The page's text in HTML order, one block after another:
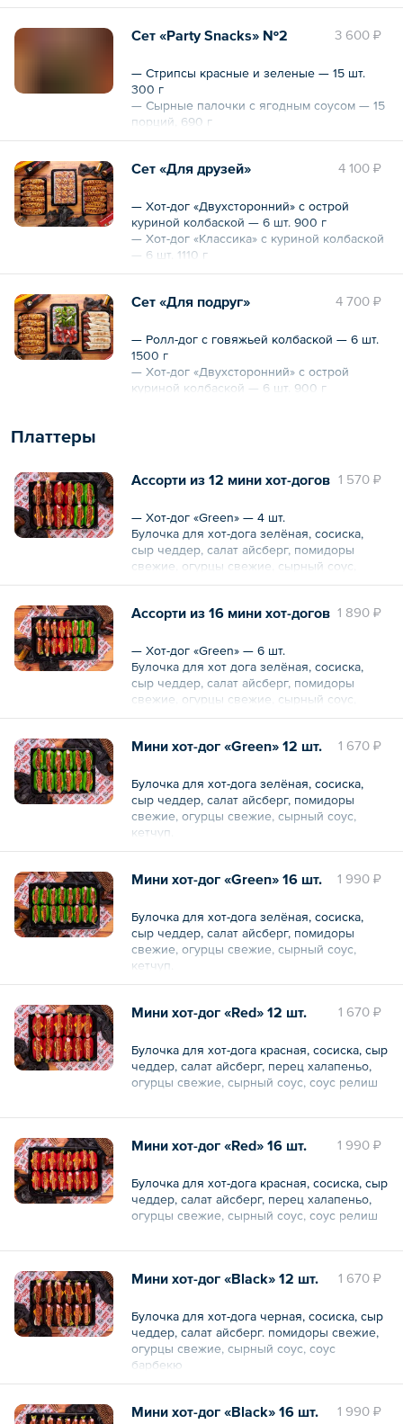
— Салат «Коул Слоу» — 15 порций, 600 г
3 600 ₽
Сет «Party Snacks» №2
— Стрипсы красные и зеленые — 15 шт.
300 г
— Сырные палочки с ягодным соусом — 15
порций, 690 г
Общий вес – 1260 г 4 100 ₽
Сет «Для друзей»
— Хот-дог «Двухсторонний» с острой
куриной колбаской — 6 шт. 900 г
— Хот-дог «Классика» с куриной колбаской
— 6 шт. 1110 г
— Салат Коул Слоу — 15 порций 600 г
*По желанию хот-доги могут быть
(оплачивается дополнительно)
Общий вес – 2610 г
4 700 ₽
Сет «Для подруг»
— Ролл-дог с говяжьей колбаской — 6 шт.
1500 г
— Хот-дог «Двухсторонний» с острой
куриной колбаской — 6 шт. 900 г
(оплачивается дополнительно)
Общий вес – 2.7 кг
Платтеры
1 570 ₽
Ассорти из 12 мини хот-догов
— Хот-дог «Green» — 4 шт.
Булочка для хот-дога зелёная, сосиска,
сыр чеддер, салат айсберг, помидоры
свежие, огурцы свежие, сырный соус,
кетчуп.
Булочка для хот-дога красная, сосиска, сыр
огурцы свежие, сырный соус, соус релиш
— Хот-дог «Black» — 4 шт.
Булочка для хот-дога черная, сосиска, сыр
чеддер, салат айсберг. помидоры свежие,
1 890 ₽
Ассорти из 16 мини хот-догов
— Хот-дог «Green» — 6 шт.
Булочка для хот дога зелёная, сосиска,
сыр чеддер, салат айсберг, помидоры
свежие, огурцы свежие, сырный соус,
кетчуп.
Булочка для хот-дога красная, сосиска, сыр
огурцы свежие, сырный соус, соус релиш
— Хот-дог «Black» — 5 шт.
Булочка для хот-дога черная, сосиска, сыр
чеддер, салат айсберг. помидоры свежие,
1 670 ₽
Мини хот-дог «Green» 12 шт.
Булочка для хот-дога зелёная, сосиска,
сыр чеддер, салат айсберг, помидоры
свежие, огурцы свежие, сырный соус,
кетчуп.
1 990 ₽
Мини хот-дог «Green» 16 шт.
Булочка для хот-дога зелёная, сосиска,
сыр чеддер, салат айсберг, помидоры
свежие, огурцы свежие, сырный соус,
кетчуп.
1 670 ₽
Мини хот-дог «Red» 12 шт.
Булочка для хот-дога красная, сосиска, сыр
чеддер, салат айсберг, перец халапеньо,
огурцы свежие, сырный соус, соус релиш
Общий вес – 1.3 кг 1 990 ₽
Мини хот-дог «Red» 16 шт.
Булочка для хот-дога красная, сосиска, сыр
чеддер, салат айсберг, перец халапеньо,
огурцы свежие, сырный соус, соус релиш
Общий вес – 1820 г 1 670 ₽
Мини хот-дог «Black» 12 шт.
Булочка для хот-дога черная, сосиска, сыр
чеддер, салат айсберг. помидоры свежие,
огурцы свежие, сырный соус, соус
барбекю
1 990 ₽
Мини хот-дог «Black» 16 шт.